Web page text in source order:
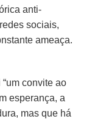
anti-
sociais,
ameaça.
“um convite ao
esperança, a
mas que há